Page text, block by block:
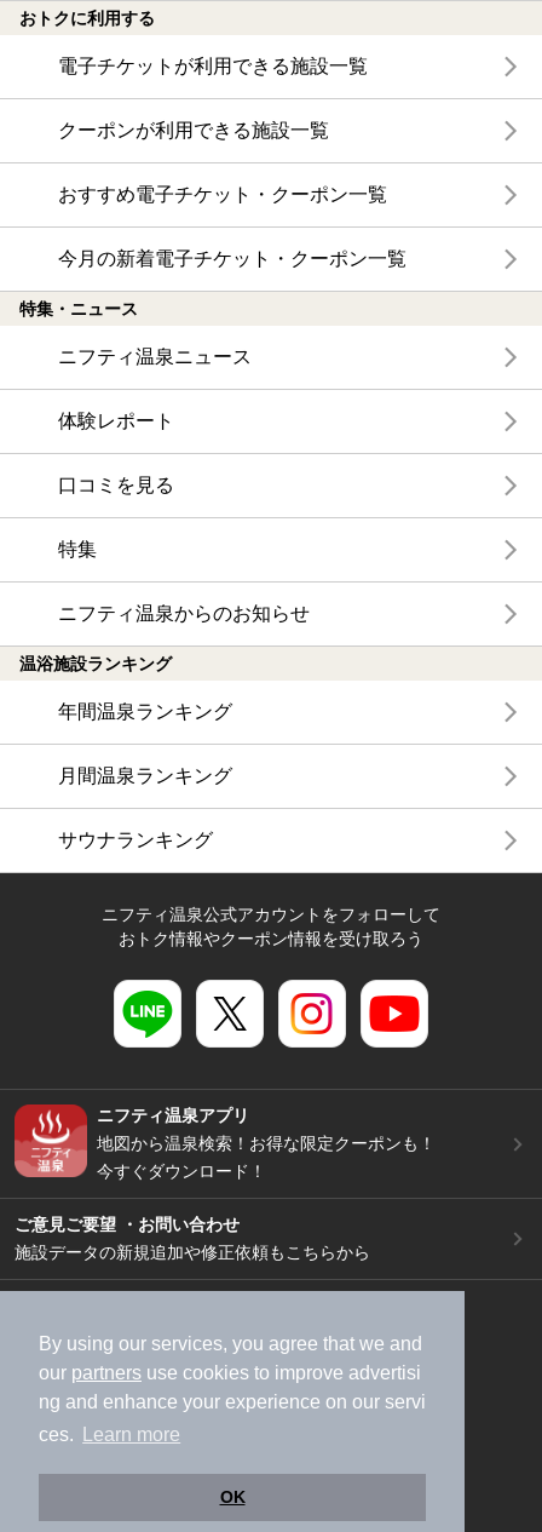
By using our services, you agree that we and
our partners use cookies to improve advertisi
ng and enhance your experience on our servi
ces.
Learn more
OK
おトクに利用する
電子チケットが利用できる施設一覧
クーポンが利用できる施設一覧
おすすめ電子チケット・クーポン一覧
今月の新着電子チケット・クーポン一覧
特集・ニュース
ニフティ温泉ニュース
体験レポート
口コミを見る
特集
ニフティ温泉からのお知らせ
温浴施設ランキング
年間温泉ランキング
月間温泉ランキング
サウナランキング
ニフティ温泉公式アカウントをフォローして
おトク情報やクーポン情報を受け取ろう
ニフティ温泉アプリ
地図から温泉検索！お得な限定クーポンも！
今すぐダウンロード！
ご意見ご要望 ・お問い合わせ
施設データの新規追加や修正依頼もこちらから
加盟店募集（資料請求）
広告出稿のご案内
利用規約
ライフスタイルMEMBERS+規約
特定商取引法に基づく表記
ヘルプ
採用情報
運営会社